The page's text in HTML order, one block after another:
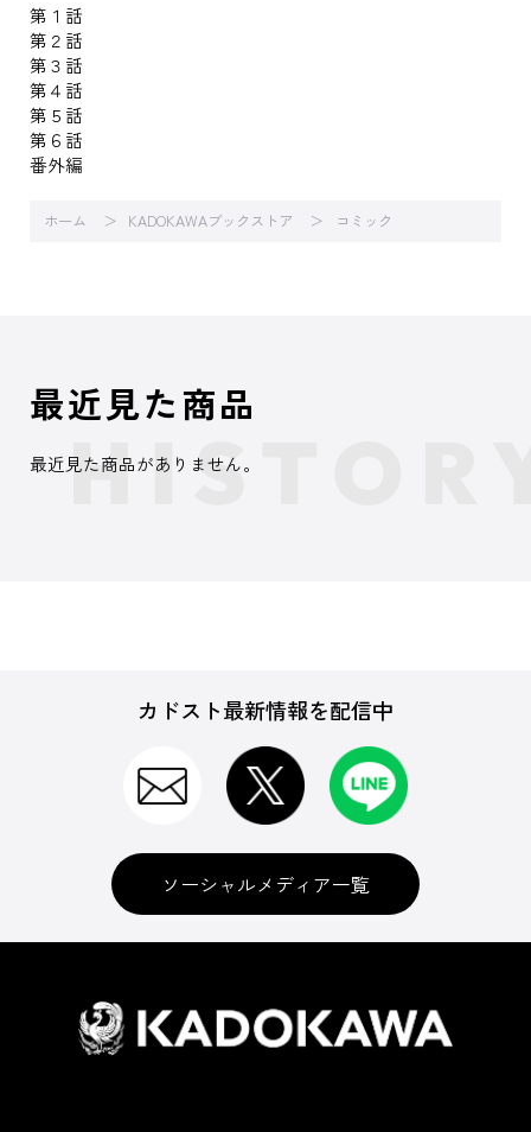
第１話
第２話
第３話
第４話
第５話
第６話
番外編
ホーム KADOKAWAブックストア コミック
最近見た商品
最近見た商品がありません。
カドスト最新情報を配信中
ソーシャルメディア一覧